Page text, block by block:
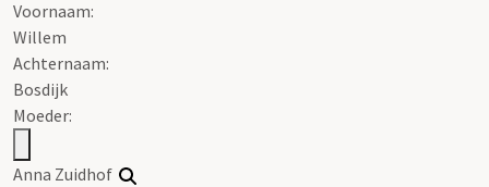
Voornaam:
Willem
Achternaam:
Bosdijk
Moeder:
Anna Zuidhof